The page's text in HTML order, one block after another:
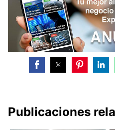
Publicaciones